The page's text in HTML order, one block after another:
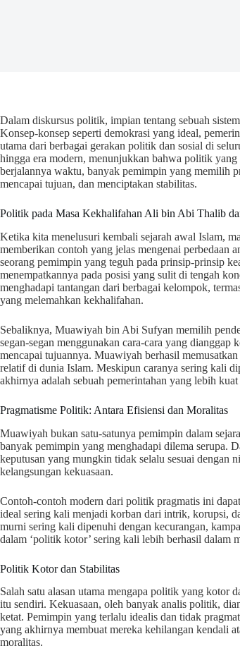
Dalam diskursus politik, impian tentang sebuah
Konsep-konsep seperti demokrasi yang ideal,
utama dari berbagai gerakan politik dan sosial di
hingga era modern, menunjukkan bahwa politik
berjalannya waktu, banyak pemimpin yang memilih
mencapai tujuan, dan menciptakan stabilitas.
Politik pada Masa Kekhalifahan Ali bin Abi Thalib
Ketika kita menelusuri kembali sejarah awal Islam,
memberikan contoh yang jelas mengenai
seorang pemimpin yang teguh pada prinsip-prinsip
menempatkannya pada posisi yang sulit di tengah
menghadapi tantangan dari berbagai kelompok,
yang melemahkan kekhalifahan.
Sebaliknya, Muawiyah bin Abi Sufyan memilih
segan-segan menggunakan cara-cara yang
mencapai tujuannya. Muawiyah berhasil
relatif di dunia Islam. Meskipun caranya sering kali
akhirnya adalah sebuah pemerintahan yang lebih kuat
Pragmatisme Politik: Antara Efisiensi dan Moralitas
Muawiyah bukan satu-satunya pemimpin dalam
banyak pemimpin yang menghadapi dilema serupa.
keputusan yang mungkin tidak selalu sesuai dengan
kelangsungan kekuasaan.
Contoh-contoh modern dari politik pragmatis ini
ideal sering kali menjadi korban dari intrik, korupsi,
murni sering kali dipenuhi dengan kecurangan,
dalam ‘politik kotor’ sering kali lebih berhasil dalam
Politik Kotor dan Stabilitas
Salah satu alasan utama mengapa politik yang kotor
itu sendiri. Kekuasaan, oleh banyak analis politik,
ketat. Pemimpin yang terlalu idealis dan tidak
yang akhirnya membuat mereka kehilangan kendali
moralitas.